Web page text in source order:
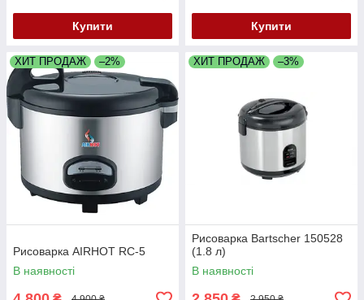
Купити Купити
ХИТ ПРОДАЖ –2%
Рисоварка AIRHOT RC-5
В наявності
ХИТ ПРОДАЖ –3%
Рисоварка Bartscher 150528
(1.8 л)
В наявності